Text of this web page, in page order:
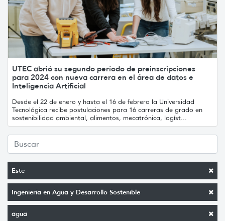
Este
Ingeniería en Agua y Desarrollo Sostenible
agua
UTEC abrió su segundo período de preinscripciones
para 2024 con nueva carrera en el área de datos e
Inteligencia Artificial
Desde el 22 de enero y hasta el 16 de febrero la Universidad
Tecnológica recibe postulaciones para 16 carreras de grado en
sostenibilidad ambiental, alimentos, mecatrónica, logíst...